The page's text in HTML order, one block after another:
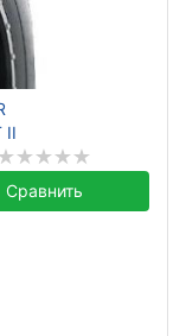
II
Сравнить